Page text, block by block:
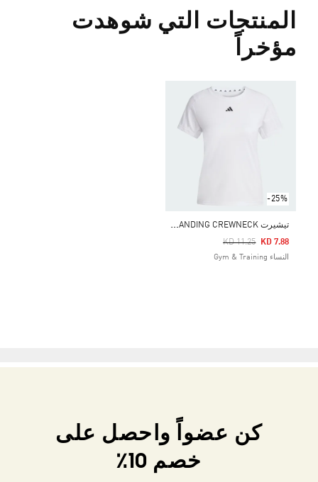
المنتجات التي شوهدت
مؤخراً
-25%
ت
يشيرت AEROREADY TRAIN ESSENTIALS MINIMAL BRANDING CREWNECK
Price Reduced From
KD 11.25
To KD 7.88
النساء Gym & Training
كن عضواً واحصل على
خصم 10٪